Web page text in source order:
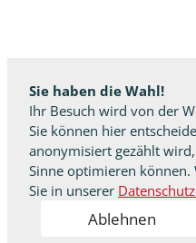
Sie haben die Wahl!
Ihr Besuch wird von der
Sie können hier
anonymisiert gezählt
Sinne optimieren
Sie in unserer
Ablehnen